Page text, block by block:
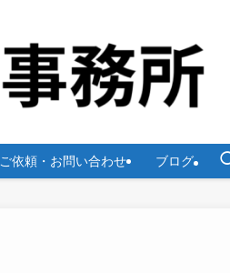
ご依頼・お問い合わせ ブログ